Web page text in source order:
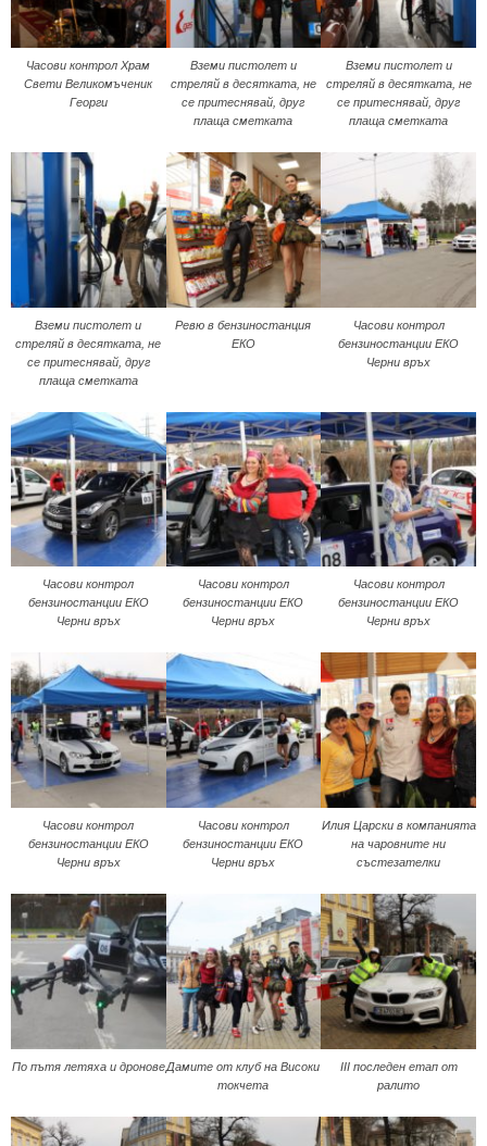
Часови контрол Храм
Свети Великомъченик
Георги
Вземи пистолет и
стреляй в десятката, не
се притеснявай, друг
плаща сметката
Вземи пистолет и
стреляй в десятката, не
се притеснявай, друг
плаща сметката
Вземи пистолет и
стреляй в десятката, не
се притеснявай, друг
плаща сметката
Ревю в бензиностанция
ЕКО
Часови контрол
бензиностанции ЕКО
Черни връх
Часови контрол
бензиностанции ЕКО
Черни връх
Часови контрол
бензиностанции ЕКО
Черни връх
Часови контрол
бензиностанции ЕКО
Черни връх
Часови контрол
бензиностанции ЕКО
Черни връх
Часови контрол
бензиностанции ЕКО
Черни връх
Илия Царски в компанията
на чаровните ни
състезателки
По пътя летяха и дроновеДамите от клуб на Високи
токчета
III последен етап от
ралито